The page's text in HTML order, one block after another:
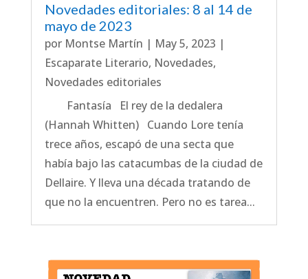
Novedades editoriales: 8 al 14 de
mayo de 2023
por Montse Martín | May 5, 2023 |
Escaparate Literario, Novedades,
Novedades editoriales
Fantasía El rey de la dedalera
(Hannah Whitten) Cuando Lore tenía
trece años, escapó de una secta que
había bajo las catacumbas de la ciudad de
Dellaire. Y lleva una década tratando de
que no la encuentren. Pero no es tarea...